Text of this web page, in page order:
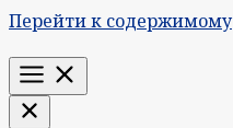
Перейти к содержимому
Меню